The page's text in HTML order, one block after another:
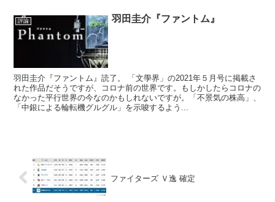
評論 羽田圭介『ファントム』
羽田圭介『ファントム』読了。 「文學界」の2021年５月号に掲載さ
れた作品だそうですが、コロナ前の世界です。もしかしたらコロナの
なかった平行世界の今なのかもしれないですが。「不景気の株高」、
「中銀による輪転機グルグル」を示唆するよう...
ファイターズ Ｖ逸 確定